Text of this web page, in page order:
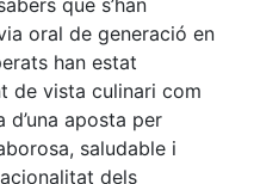
oral de generació en
han estat
de vista culinari com
aposta per
saludable i
dels